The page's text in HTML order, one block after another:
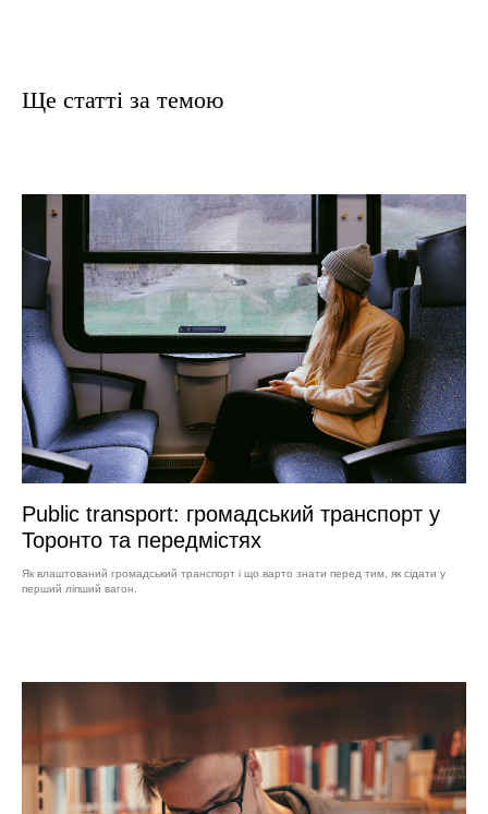
Ще статтi за темою
Public transport: громадський транспорт у
Торонто та передмістях
Як влаштований громадський транспорт і що варто знати перед тим, як сідати у
перший ліпший вагон.